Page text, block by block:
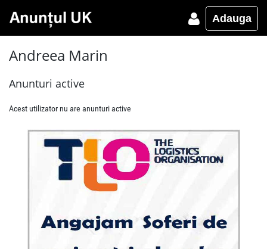
Adauga
Andreea Marin
Anunturi active
Acest utilizator nu are anunturi active